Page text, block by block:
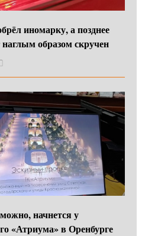
иномарку, а позднее
наглым образом скручен
начнется у
«Атриума» в Оренбурге